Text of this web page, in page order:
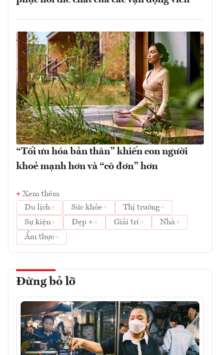
“Tối ưu hóa bản thân” khiến con người
khoẻ mạnh hơn và “cô đơn” hơn
Xem thêm
Du lịch
Sức khỏe
Thị trường
Sự kiện
Đẹp + Giải trí
Nhà
Ẩm thực
Đừng bỏ lỡ